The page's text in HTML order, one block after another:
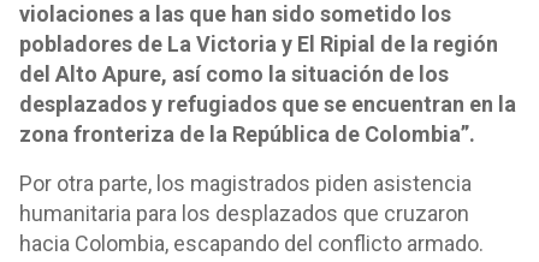
violaciones a las que han sido sometido los
pobladores de La Victoria y El Ripial de la región
del Alto Apure, así como la situación de los
desplazados y refugiados que se encuentran en la
zona fronteriza de la República de Colombia”.
Por otra parte, los magistrados piden asistencia
humanitaria para los desplazados que cruzaron
hacia Colombia, escapando del conflicto armado.